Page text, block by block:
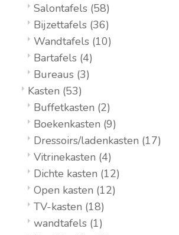
Salontafels (58)
Bijzettafels (36)
Wandtafels (10)
Bartafels (4)
Bureaus (3)
Kasten (53)
Buffetkasten (2)
Boekenkasten (9)
Dressoirs/ladenkasten (17)
Vitrinekasten (4)
Dichte kasten (12)
Open kasten (12)
TV-kasten (18)
wandtafels (1)